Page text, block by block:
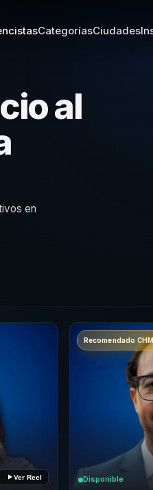
CategoríasCiudades
al
en
Ver Reel
Recomendado
Disponible